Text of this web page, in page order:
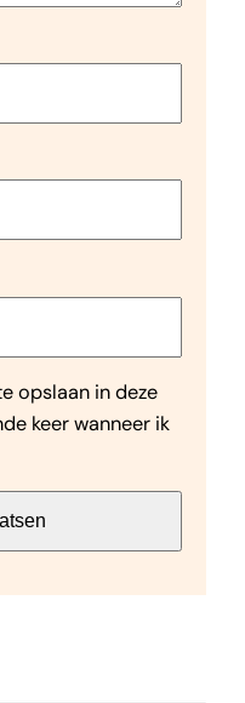
opslaan in deze
keer wanneer ik